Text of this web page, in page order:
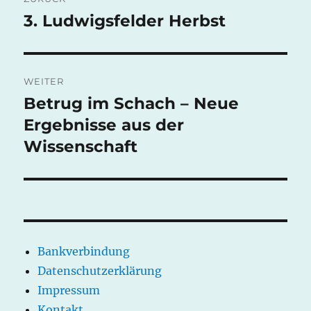
Vorheriger
3. Ludwigsfelder Herbst
WEITER
Nächster
Beitrag:
Betrug im Schach – Neue
Ergebnisse aus der
Wissenschaft
Bankverbindung
Datenschutzerklärung
Impressum